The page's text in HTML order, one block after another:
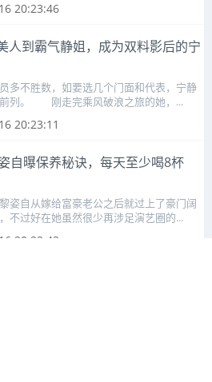
20:23:46
人到霸气静姐，成为双料影后的宁
多不胜数，如要选几个门面和代表，宁静
列。 刚走完乘风破浪之旅的她，...
20:23:11
自曝保养秘诀，每天至少喝8杯
姿自从嫁给富豪老公之后就过上了豪门阔
不过好在她虽然很少再涉足演艺圈的...
20:22:42